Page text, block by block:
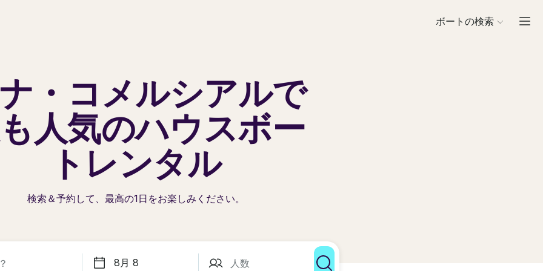
ボートの検索
・コメルシアルで
人気のハウスボー
トレンタル
検索＆予約して、最高の1日をお楽しみください。